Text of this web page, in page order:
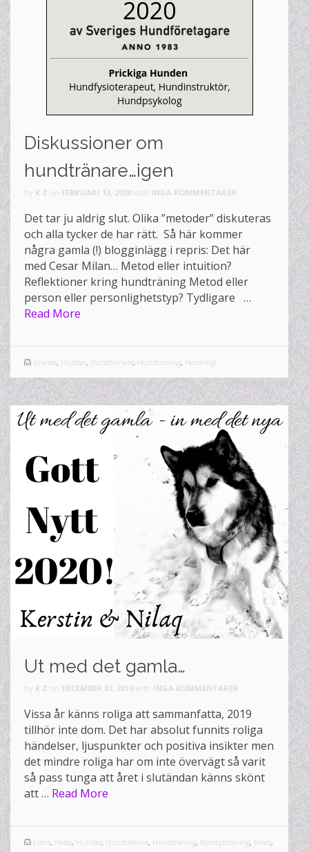
Diskussioner om
hundtränare…igen
by K Z on FEBRUARI 13, 2020 with INGA KOMMENTARER
Det tar ju aldrig slut. Olika ”metoder” diskuteras
och alla tycker de har rätt. Så här kommer
några gamla (!) blogginlägg i repris: Det här
med Cesar Milan… Metod eller intuition?
Reflektioner kring hundträning Metod eller
person eller personlighetstyp? Tydligare …
Read More
Diverse, Hundar, Hundtränare, Hundträning, Personligt
Ut med det gamla…
by K Z on DECEMBER 31, 2019 with INGA KOMMENTARER
Vissa år känns roliga att sammanfatta, 2019
tillhör inte dom. Det har absolut funnits roliga
händelser, ljuspunkter och positiva insikter men
det mindre roliga har om inte övervägt så varit
så pass tunga att året i slutändan känns skönt
att … Read More
Frans, Hälsa, Hundar , Hundtränare, Hundträning, Konceptträning, Nilaq,